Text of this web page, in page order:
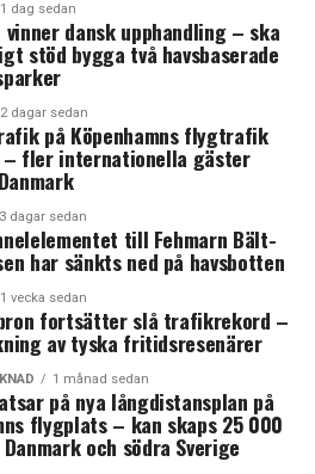
öka på båda sidor Öresund
Sverige i karantän
1 dag sedan
dansk upphandling – ska
stöd bygga två havsbaserade
2 dagar sedan
på Köpenhamns flygtrafik
fler internationella gäster
3 dagar sedan
till Fehmarn Bält-
har sänkts ned på havsbotten
1 vecka sedan
fortsätter slå trafikrekord –
av tyska fritidsresenärer
1 månad sedan
på nya långdistansplan på
flygplats – kan skaps 25 000
och södra Sverige